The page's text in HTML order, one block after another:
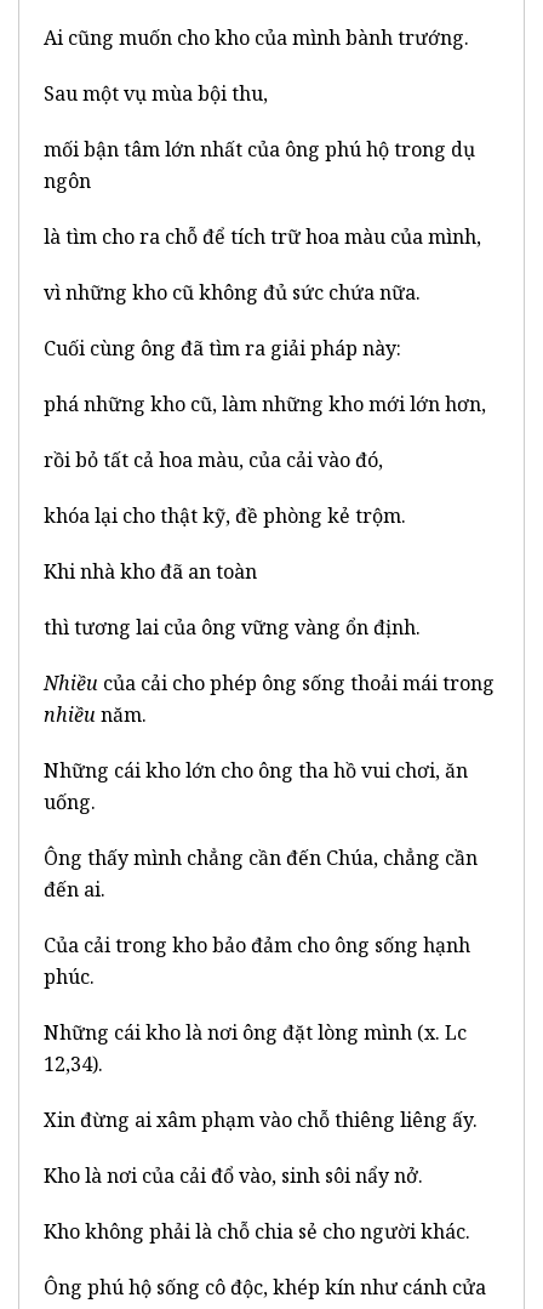
Ai cũng muốn cho kho của mình bành trướng.
Sau một vụ mùa bội thu,
mối bận tâm lớn nhất của ông phú hộ trong dụ
ngôn
là tìm cho ra chỗ để tích trữ hoa màu của mình,
vì những kho cũ không đủ sức chứa nữa.
Cuối cùng ông đã tìm ra giải pháp này:
phá những kho cũ, làm những kho mới lớn hơn,
rồi bỏ tất cả hoa màu, của cải vào đó,
khóa lại cho thật kỹ, đề phòng kẻ trộm.
Khi nhà kho đã an toàn
thì tương lai của ông vững vàng ổn định.
Nhiều của cải cho phép ông sống thoải mái trong
nhiềunăm.
Những cái kho lớn cho ông tha hồ vui chơi, ăn
uống.
Ông thấy mình chẳng cần đến Chúa, chẳng cần
đến ai.
Của cải trong kho bảo đảm cho ông sống hạnh
phúc.
Những cái kho là nơi ông đặt lòng mình (x. Lc
12,34).
Xin đừng ai xâm phạm vào chỗ thiêng liêng ấy.
Kho là nơi của cải đổ vào, sinh sôi nẩy nở.
Kho không phải là chỗ chia sẻ cho người khác.
Ông phú hộ sống cô độc, khép kín như cánh cửa